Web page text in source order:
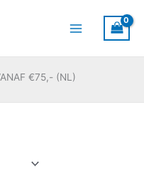
€75,- (NL)